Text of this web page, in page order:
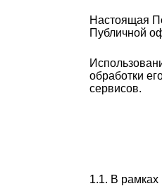
Настоящая
Публичной
обработки
сервисов.
1.1. В